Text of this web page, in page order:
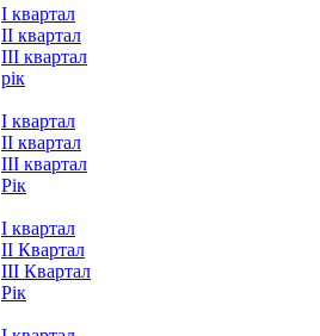
I квартал
II квартал
III квартал
рік
I квартал
II квартал
III квартал
Рік
I квартал
II Квартал
III Квартал
Рік